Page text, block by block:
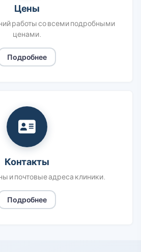
Цены
работы со всеми подробными
ценами.
Подробнее
Контакты
и почтовые адреса клиники.
Подробнее